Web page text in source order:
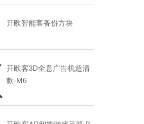
备
开欧智能客备份方块
开欧客3D全息广告机超清
款-M6